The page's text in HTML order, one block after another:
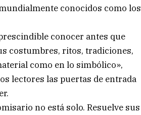
conocidos como los
conocer antes que
costumbres, ritos, tradiciones,
como en lo simbólico»,
lectores las puertas de entrada
no está solo. Resuelve sus